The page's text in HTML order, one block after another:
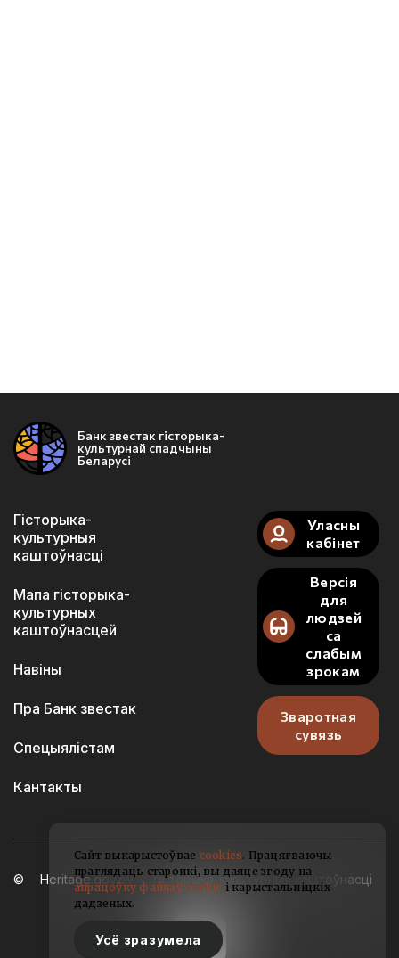
Банк звестак гісторыка-
культурнай спадчыны
Беларусі
Гісторыка-
культурныя
каштоўнасці
Мапа гісторыка-
культурных
каштоўнасцей
Навіны
Пра Банк звестак
Спецыялістам
Кантакты
Уласны
кабінет
Версія
для
людзей
са
слабым
зрокам
Зваротная
сувязь
Heritage.gov.by — гісторыка-культурныя каштоўнасці
Беларусі
Сайт выкарыстоўвае cookies. Працягваючы
праглядаць старонкі, вы даяце згоду на
апрацоўку файлаў cookie і карыстальніцкіх
дадзеных.
Усё зразумела